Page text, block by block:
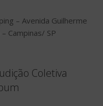
– Avenida Guilherme
Campinas/ SP
Coletiva